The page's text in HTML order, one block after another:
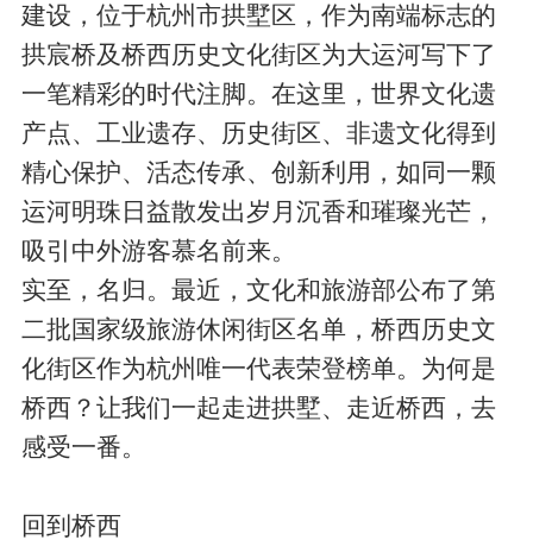
建设，位于杭州市拱墅区，作为南端标志的
拱宸桥及桥西历史文化街区为大运河写下了
一笔精彩的时代注脚。在这里，世界文化遗
产点、工业遗存、历史街区、非遗文化得到
精心保护、活态传承、创新利用，如同一颗
运河明珠日益散发出岁月沉香和璀璨光芒，
吸引中外游客慕名前来。
实至，名归。最近，文化和旅游部公布了第
二批国家级旅游休闲街区名单，桥西历史文
化街区作为杭州唯一代表荣登榜单。为何是
桥西？让我们一起走进拱墅、走近桥西，去
感受一番。
回到桥西